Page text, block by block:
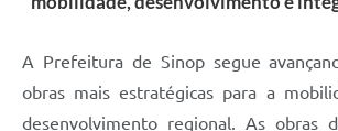
A Prefeitura de Sinop segue
obras mais estratégicas para a
desenvolvimento regional. As obras